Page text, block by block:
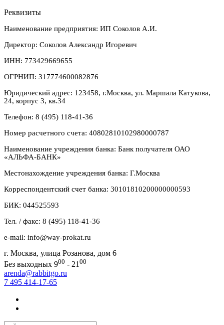
Реквизиты
Наименование предприятия: ИП Соколов А.И.
Директор: Соколов Александр Игоревич
ИНН: 773429669655
ОГРНИП: 317774600082876
Юридический адрес: 123458, г.Москва, ул. Маршала Катукова,
24, корпус 3, кв.34
Телефон: 8 (495) 118-41-36
Номер расчетного счета: 40802810102980000787
Наименование учреждения банка: Банк получателя ОАО
«АЛЬФА-БАНК»
Местонахождение учреждения банка: Г.Москва
Корреспондентский счет банка: 30101810200000000593
БИК: 044525593
Тел. / факс: 8 (495) 118-41-36
e-mail: info@way-prokat.ru
г. Москва, улица Розанова, дом 6
Без выходных 900 - 21 00
arenda@rabbitgo.ru
7 495 414-17-65